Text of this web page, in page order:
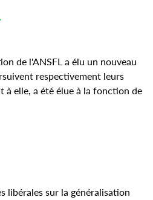
de l'ANSFL a élu un nouveau
respectivement leurs
à elle, a été élue à la fonction de
libérales sur la généralisation